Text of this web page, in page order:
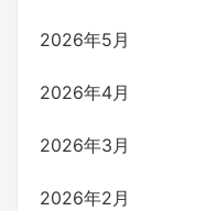
2026年5月
2026年4月
2026年3月
2026年2月